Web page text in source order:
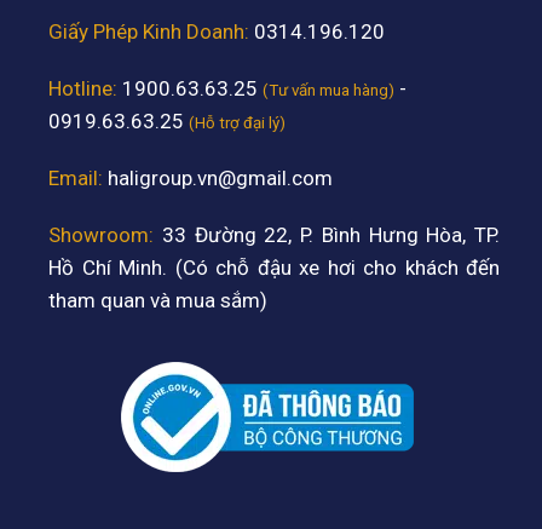
Giấy Phép Kinh Doanh: 0314.196.120
Hotline: 1900.63.63.25 (Tư vấn mua hàng) -
0919.63.63.25 (Hỗ trợ đại lý)
Email: haligroup.vn@gmail.com
Showroom: 33 Đường 22, P. Bình Hưng Hòa, TP.
Hồ Chí Minh. (Có chỗ đậu xe hơi cho khách đến
tham quan và mua sắm)